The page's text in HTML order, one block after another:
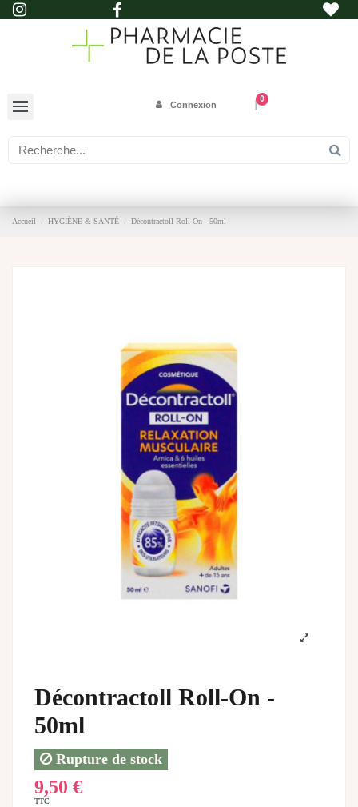
Connexion
Accueil HYGIÈNE & SANTÉ Décontractoll Roll-On - 50ml
Décontractoll Roll-On -
50ml
Rupture de stock
9,50 €
TTC